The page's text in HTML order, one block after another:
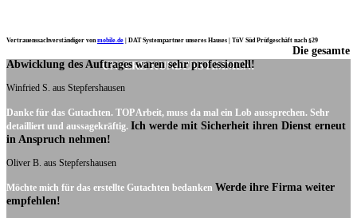
Vertrauenssachverständiger vonmobile.de DAT Systempartner unseres Hauses | TüV Süd Prüfgeschäft nach §29
UNSERE KUNDENSTIMMEN:
Die gesamte
Abwicklung des Auftrages waren sehr professionell!
Winfried S. aus Stepfershausen
Danke für das Gutachten. TOP Arbeit, muss da mal ein Lob aussprechen. Sehr
detailliert und aussagekräftig. Ich werde mit Sicherheit ihren Dienst erneut
in Anspruch nehmen!
Oliver B. aus Stepfershausen
Möchte mich für das erstellte Gutachten bedanken Werde ihre Firma weiter
empfehlen!